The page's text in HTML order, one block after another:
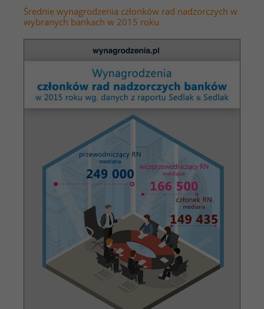
Średnie wynagrodzenia członków rad nadzorczych w
wybranych bankach w 2015 roku